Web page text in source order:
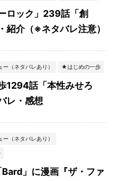
ロック」239話「創
紹介（※ネタバレ注意）
（ネタバレあり） ★はじめの一歩
1294話「本性みせろ
レ・感想
（ネタバレあり）
」に漫画『ザ・ファ